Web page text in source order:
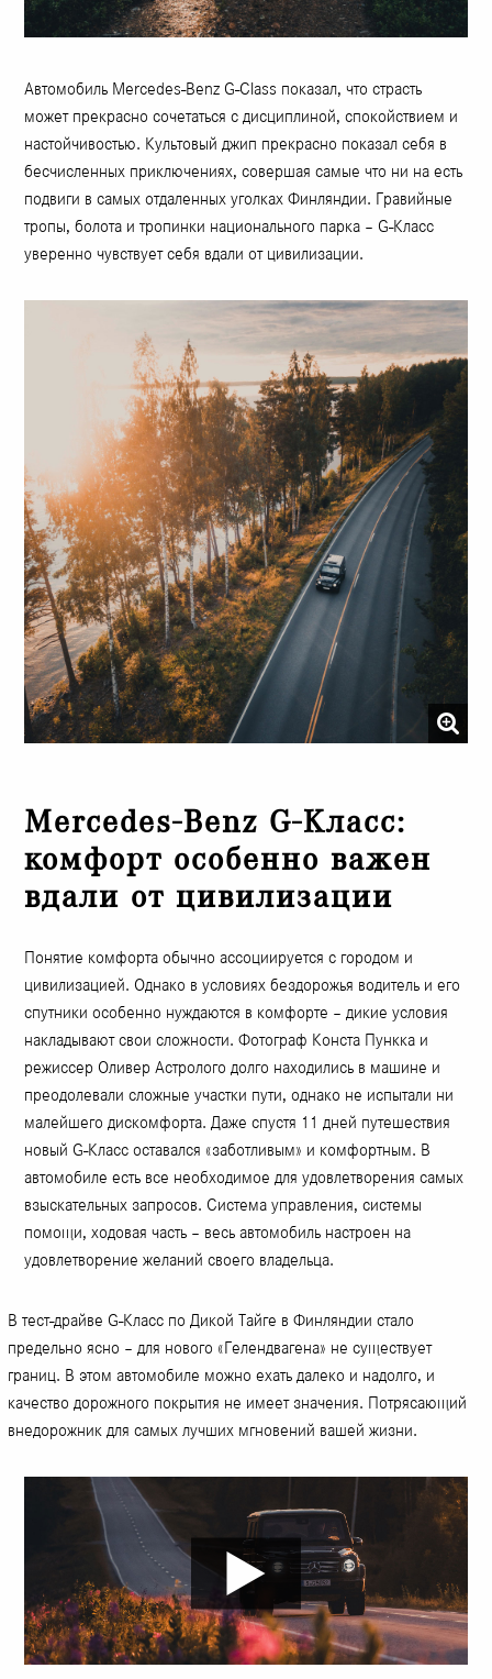
Автомобиль Mercedes-Benz G-Class показал, что страсть
может прекрасно сочетаться с дисциплиной, спокойствием и
настойчивостью. Культовый джип прекрасно показал себя в
бесчисленных приключениях, совершая самые что ни на есть
подвиги в самых отдаленных уголках Финляндии. Гравийные
тропы, болота и тропинки национального парка – G-Класс
уверенно чувствует себя вдали от цивилизации.
Mercedes-Benz G-Класс:
комфорт особенно важен
вдали от цивилизации
Понятие комфорта обычно ассоциируется с городом и
цивилизацией. Однако в условиях бездорожья водитель и его
спутники особенно нуждаются в комфорте – дикие условия
накладывают свои сложности. Фотограф Конста Пункка и
режиссер Оливер Астролого долго находились в машине и
преодолевали сложные участки пути, однако не испытали ни
малейшего дискомфорта. Даже спустя 11 дней путешествия
новый G-Класс оставался «заботливым» и комфортным. В
автомобиле есть все необходимое для удовлетворения самых
взыскательных запросов. Система управления, системы
помощи, ходовая часть – весь автомобиль настроен на
удовлетворение желаний своего владельца.
В тест-драйве G-Класс по Дикой Тайге в Финляндии стало
предельно ясно – для нового «Гелендвагена» не существует
границ. В этом автомобиле можно ехать далеко и надолго, и
качество дорожного покрытия не имеет значения. Потрясающий
внедорожник для самых лучших мгновений вашей жизни.